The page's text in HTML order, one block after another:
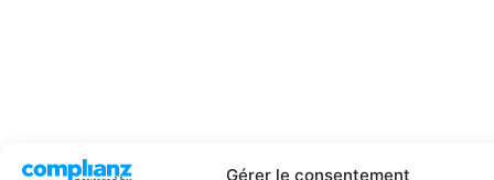
Gérer le consentement